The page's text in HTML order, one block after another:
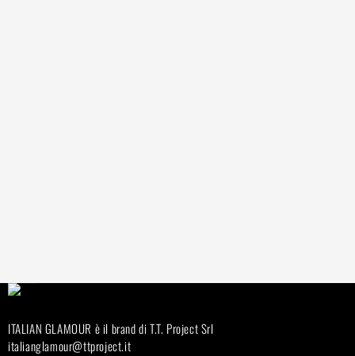
ITALIAN GLAMOUR è il brand di T.T. Project Srl
italianglamour@ttproject.it